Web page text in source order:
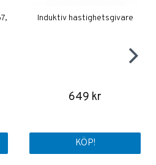
Induktiv hastighetsgivare
649 kr
KÖP!